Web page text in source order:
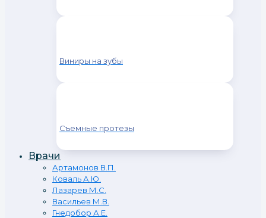
Виниры на зубы
Съемные протезы
Врачи
Артамонов В.П.
Коваль А.Ю.
Лазарев М.С.
Васильев М.В.
Гнедобор А.Е.